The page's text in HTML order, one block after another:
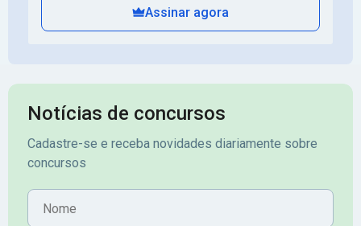
Assinar agora
Notícias de concursos
Cadastre-se e receba novidades diariamente sobre
concursos
Nome